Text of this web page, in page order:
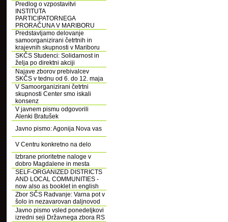
Predlog o vzpostavitvi
INSTITUTA
PARTICIPATORNEGA
PRORAČUNA V MARIBORU
Predstavljamo delovanje
samoorganizirani četrtnih in
krajevnih skupnosti v Mariboru
SKČS Studenci: Solidarnost in
želja po direktni akciji
Najave zborov prebivalcev
SKČS v tednu od 6. do 12. maja
V Samoorganizirani četrtni
skupnosti Center smo iskali
konsenz
V javnem pismu odgovorili
Alenki Bratušek
Javno pismo: Agonija Nova vas
V Centru konkretno na delo
Izbrane prioritetne naloge v
dobro Magdalene in mesta
SELF-ORGANIZED DISTRICTS
AND LOCAL COMMUNITIES -
now also as booklet in english
Zbor SČS Radvanje: Varna pot v
šolo in nezavarovan daljnovod
Javno pismo vsled ponedeljkovi
izredni seji Državnega zbora RS